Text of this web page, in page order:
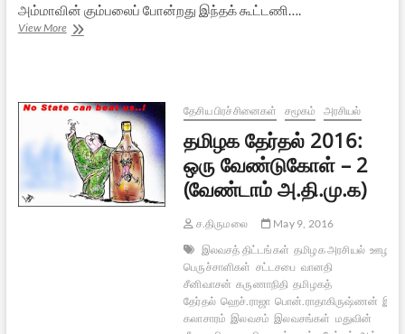
அம்மாவின் கும்பலைப் போன்றது இந்தக் கூட்டணி….
View Moreதமிழக
–
3
(தீயசக்தி
ம.ந.கூ)
தேசிய பிரச்சினைகள் சமூகம் அரசியல்
தமிழக தேர்தல் 2016:
ஒரு வேண்டுகோள் – 2
(வேண்டாம் அ.தி.மு.க)
ச.திருமலை
May 9, 2016
இலவசத் திட்டங்கள் தமிழக அரசியல் ஊழல்
பெருச்சாளிகள் சட்டசபை வானதி
சீனிவாசன் கருணாநிதி தமிழகத்
தேர்தல் ஹெச்.ராஜா பொன்.ராதாகிருஷ்ணன்
கலாசாரம் இலவசம் இலவசங்கள் மதுவின்